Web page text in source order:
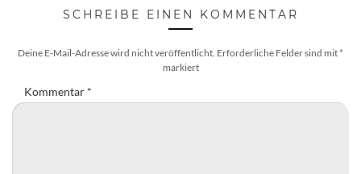
SCHREIBE EINEN KOMMENTAR
Deine E-Mail-Adresse wird nicht veröffentlicht. Erforderliche Felder sind mit *
markiert
Kommentar *